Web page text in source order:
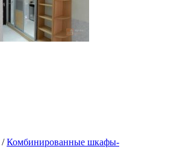
/Комбинированные шкафы-